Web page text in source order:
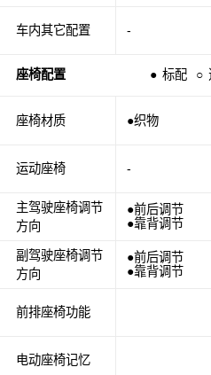
车内其它配置
座椅配置 ● 标配 ○
座椅材质
运动座椅
主驾驶座椅调节
方向
副驾驶座椅调节
方向
前排座椅功能
电动座椅记忆
-
●织物
-
●前后调节
●靠背调节
●前后调节
●靠背调节